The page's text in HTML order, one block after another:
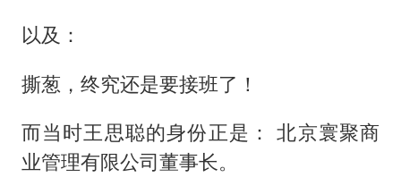
以及：
撕葱，终究还是要接班了！
而当时王思聪的身份正是： 北京寰聚商
业管理有限公司董事长。